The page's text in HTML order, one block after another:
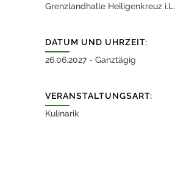
Grenzlandhalle Heiligenkreuz i.L.
DATUM UND UHRZEIT:
26.06.2027 - Ganztägig
VERANSTALTUNGSART:
Kulinarik